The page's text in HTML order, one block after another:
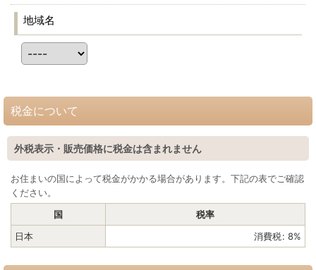
地域名
税金について
外税表示・販売価格に税金は含まれません
お住まいの国によって税金がかかる場合があります。下記の表でご確認
ください。
国
税率
日本
消費税: 8%